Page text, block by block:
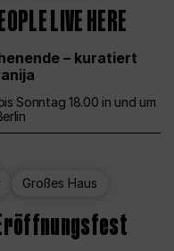
LIVE HERE
– kuratiert
Sonntag 18.00 in und um
Großes Haus